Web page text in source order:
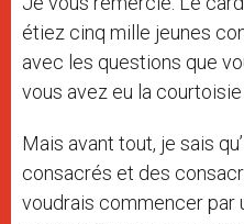
étiez cinq mille jeunes
avec les questions que
vous avez eu la courtoisie
Mais avant tout, je sais
consacrés et des
voudrais commencer par